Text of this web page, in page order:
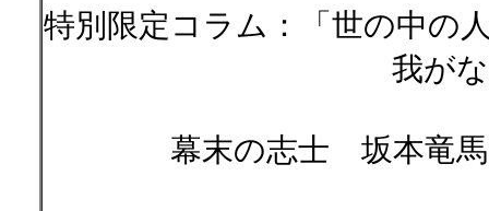
特別限定コラム：「世の中
我がなすことは
幕末の志士 坂本竜馬の